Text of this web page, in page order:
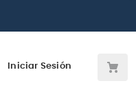
Iniciar Sesión